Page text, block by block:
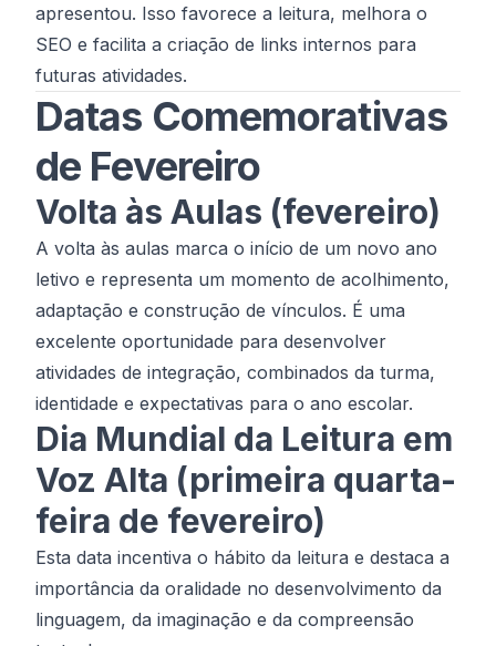
apresentou. Isso favorece a leitura, melhora o
SEO e facilita a criação de links internos para
futuras atividades.
Datas Comemorativas
de Fevereiro
Volta às Aulas (fevereiro)
A volta às aulas marca o início de um novo ano
letivo e representa um momento de acolhimento,
adaptação e construção de vínculos. É uma
excelente oportunidade para desenvolver
atividades de integração, combinados da turma,
identidade e expectativas para o ano escolar.
Dia Mundial da Leitura em
Voz Alta (primeira quarta-
feira de fevereiro)
Esta data incentiva o hábito da leitura e destaca a
importância da oralidade no desenvolvimento da
linguagem, da imaginação e da compreensão